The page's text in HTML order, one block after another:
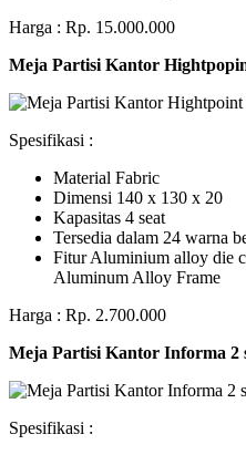
Harga : Rp. 15.000.000
Meja Partisi Kantor
Spesifikasi :
Material Fabric
Dimensi 140 x 130 x 20
Kapasitas 4 seat
Tersedia dalam 24 warna
Fitur Aluminium alloy die
Aluminum Alloy Frame
Harga : Rp. 2.700.000
Meja Partisi Kantor Informa 2
Spesifikasi :